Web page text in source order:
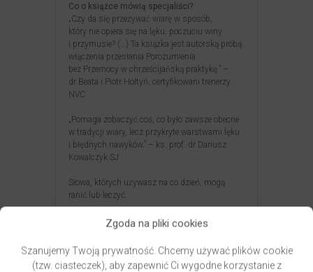
Zgoda na pliki cookies
Szanujemy Twoją prywatność. Chcemy używać plików cookie
(tzw. ciasteczek), aby zapewnić Ci wygodne korzystanie z
Co o książce mówią specjaliści?
„Czy da się przeżywać wiarę w sposób,
który nie opiera się na lęku, poczuciu winy
i przymusie? (…) Ta książka jest autorską próbą
włączenia przesłania Porozumienia
bez Przemocy w chrześcijańską praktykę.” –
dr Beata i Piotr Hołtyń, certyfikowani trenerzy
NVC
„Pomaga zobaczyć coś, co było zawsze obecne
w tradycji wiary, lecz przykryte warstwami lęku
i błędnych nawyków.” – ks. prof. dr Dariusz
Kowalczyk SJ
Słowa, których używasz na co dzień, mogą
ranić lub leczyć.
Zamów książkę w przedsprzedaży, odbierz
darmową Listę Potrzeb i daj sobie szansę
na relacje, w których każdy czuje się ważny
i wysłuchany!